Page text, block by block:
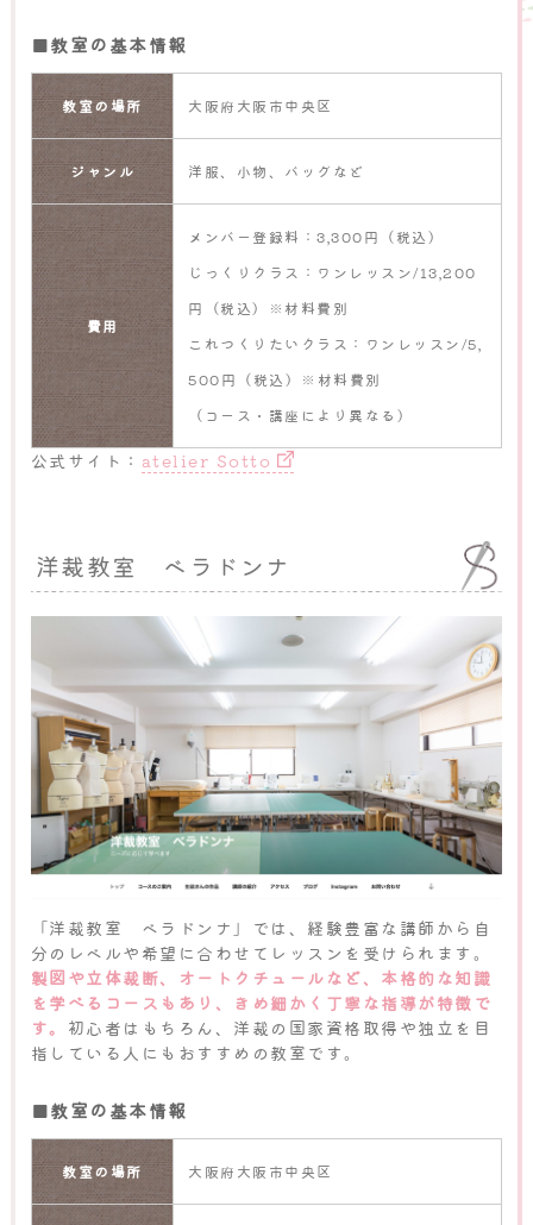
■教室の基本情報
教室の場所 大阪府大阪市中央区
ジャンル 洋服、小物、バッグなど
費用
メンバー登録料：3,300円（税込）
じっくりクラス：ワンレッスン/13,200
円（税込）※材料費別
これつくりたいクラス：ワンレッスン/5,
500円（税込）※材料費別
（コース・講座により異なる）
公式サイト： atelier Sotto
洋裁教室 ベラドンナ
「洋裁教室 ベラドンナ」では、経験豊富な講師から自
分のレベルや希望に合わせてレッスンを受けられます。
製図や立体裁断、オートクチュールなど、本格的な知識
を学べるコースもあり、きめ細かく丁寧な指導が特徴で
す。 初心者はもちろん、洋裁の国家資格取得や独立を目
指している人にもおすすめの教室です。
■教室の基本情報
教室の場所 大阪府大阪市中央区